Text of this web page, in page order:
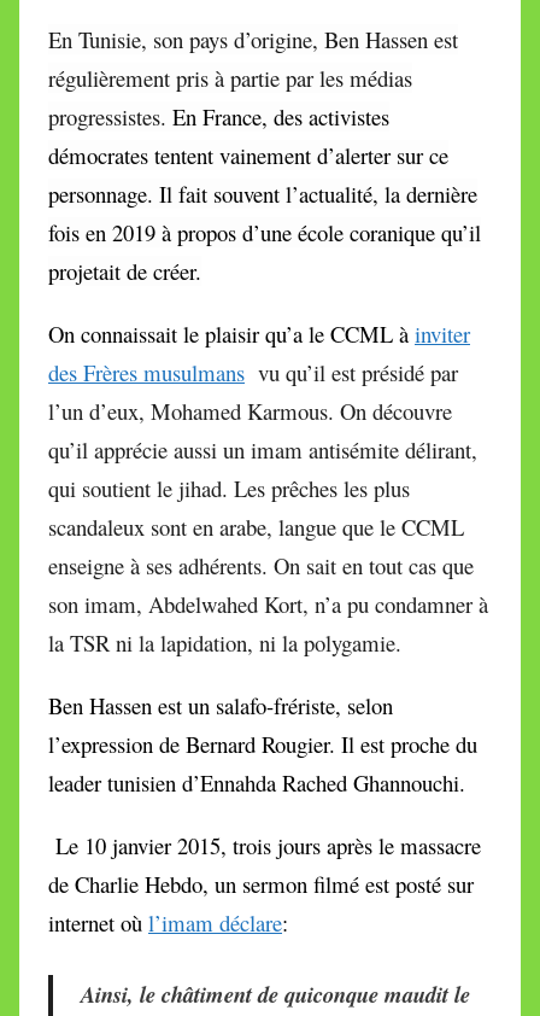
En Tunisie, son pays d’origine, Ben Hassen est
régulièrement pris à partie par les médias
progressistes. En France, des activistes
démocrates tentent vainement d’alerter sur ce
personnage. Il fait souvent l’actualité, la dernière
fois en 2019 à propos d’une école coranique qu’il
projetait de créer.
On connaissait le plaisir qu’a le CCML à inviter
des Frères musulmans vu qu’il est présidé par
l’un d’eux, Mohamed Karmous. On découvre
qu’il apprécie aussi un imam antisémite délirant,
qui soutient le jihad. Les prêches les plus
scandaleux sont en arabe, langue que le CCML
enseigne à ses adhérents. On sait en tout cas que
son imam, Abdelwahed Kort, n’a pu condamner à
la TSR ni la lapidation, ni la polygamie.
Ben Hassen est un salafo-frériste, selon
l’expression de Bernard Rougier. Il est proche du
leader tunisien d’Ennahda Rached Ghannouchi.
Le 10 janvier 2015, trois jours après le massacre
de Charlie Hebdo, un sermon filmé est posté sur
internet où l’imam déclare:
Ainsi, le châtiment de quiconque maudit le